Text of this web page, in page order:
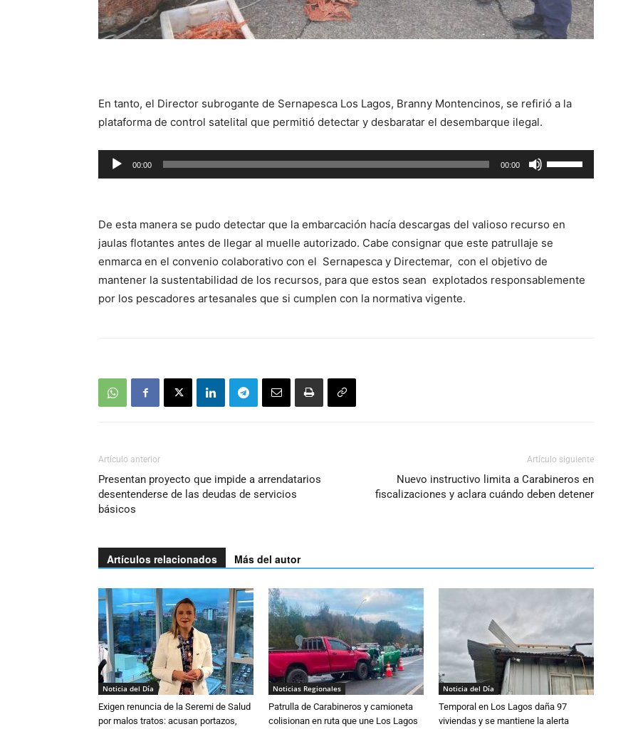
En tanto, el Director subrogante de Sernapesca Los Lagos, Branny Montencinos, se refirió a la
plataforma de control satelital que permitió detectar y desbaratar el desembarque ilegal.
Reproductor
de
00:00 00:00
las
flecha
arriba/abajo
aumentar
De esta manera se pudo detectar que la embarcación hacía descargas del valioso recurso en
jaulas flotantes antes de llegar al muelle autorizado. Cabe consignar que este patrullaje se
enmarca en el convenio colaborativo con el Sernapesca y Directemar, con el objetivo de
mantener la sustentabilidad de los recursos, para que estos sean explotados responsablemente
por los pescadores artesanales que si cumplen con la normativa vigente.
Artículo anterior
Presentan proyecto que impide a arrendatarios
desentenderse de las deudas de servicios
básicos
Artículo siguiente
Nuevo instructivo limita a Carabineros en
fiscalizaciones y aclara cuándo deben detener
Artículos relacionados Más del autor
Noticia del Día
Exigen renuncia de la Seremi de Salud
por malos tratos: acusan portazos,
Noticias Regionales
Patrulla de Carabineros y camioneta
colisionan en ruta que une Los Lagos
Noticia del Día
Temporal en Los Lagos daña 97
viviendas y se mantiene la alerta